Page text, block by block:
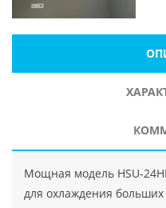
Мощная модель HSU-
для охлаждения